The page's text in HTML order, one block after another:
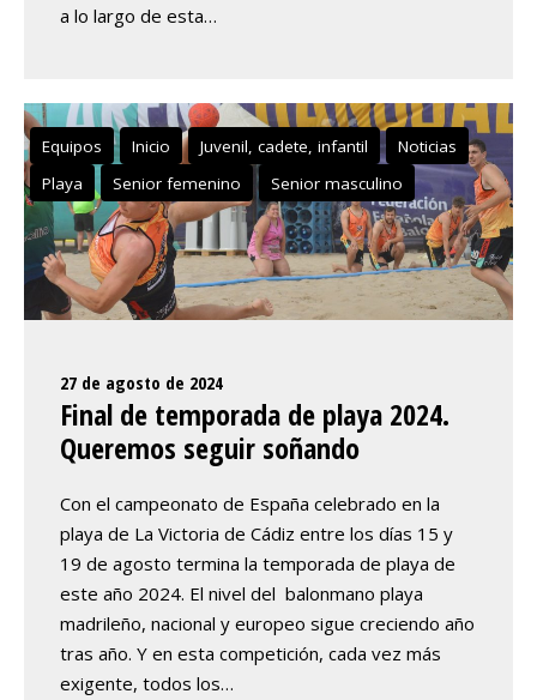
a lo largo de esta…
Equipos Inicio Juvenil, cadete, infantil
Noticias
Playa
Senior femenino Senior masculino
27 de agosto de 2024
Final de temporada de playa 2024.
Queremos seguir soñando
Con el campeonato de España celebrado en la
playa de La Victoria de Cádiz entre los días 15 y
19 de agosto termina la temporada de playa de
este año 2024. El nivel del balonmano playa
madrileño, nacional y europeo sigue creciendo año
tras año. Y en esta competición, cada vez más
exigente, todos los…